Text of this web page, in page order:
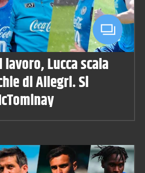
Lucca scala
di Allegri. Si